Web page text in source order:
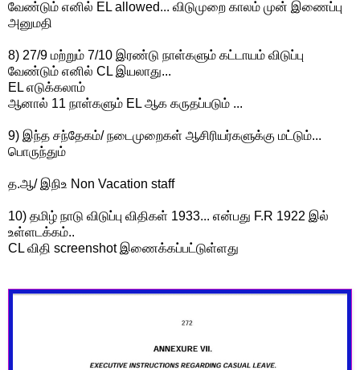
வேண்டும் எனில் EL allowed... விடுமுறை காலம் முன் இணைப்பு
அனுமதி
8) 27/9 மற்றும் 7/10 இரண்டு நாள்களும் கட்டாயம் விடுப்பு
வேண்டும் எனில் CL இயலாது...
EL எடுக்கலாம்
ஆனால் 11 நாள்களும் EL ஆக கருதப்படும் ...
9) இந்த சந்தேகம்/ நடைமுறைகள் ஆசிரியர்களுக்கு மட்டும்...
பொருந்தும்
த.ஆ/ இநிஉ Non Vacation staff
10) தமிழ் நாடு விடுப்பு விதிகள் 1933... என்பது F.R 1922 இல்
உள்ளடக்கம்..
CL விதி screenshot இணைக்கப்பட்டுள்ளது